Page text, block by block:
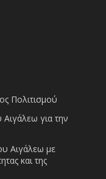
Πολιτισμού
για την
Αιγάλεω με
και της